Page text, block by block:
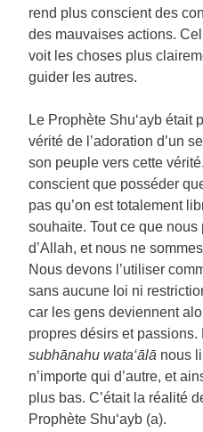
rend plus conscient des
des mauvaises actions.
voit les choses plus
guider les autres.
Le Prophète Shu‘ayb était
vérité de l’adoration d’un
son peuple vers cette
conscient que posséder
pas qu’on est totalement
souhaite. Tout ce que
d’Allah, et nous ne
Nous devons l’utiliser
sans aucune loi ni
car les gens deviennent
propres désirs et passions.
subhānahu wata‘ālā nous
n’importe qui d’autre, et
plus bas. C’était la réalité
Prophète Shu‘ayb (a).